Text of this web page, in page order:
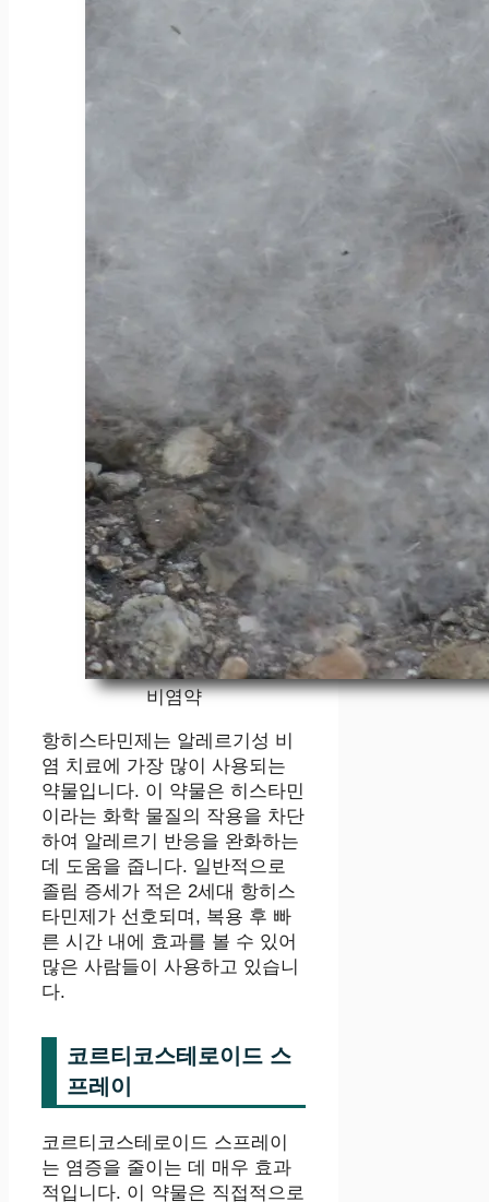
비염약
항히스타민제는 알레르기성 비
염 치료에 가장 많이 사용되는
약물입니다. 이 약물은 히스타민
이라는 화학 물질의 작용을 차단
하여 알레르기 반응을 완화하는
데 도움을 줍니다. 일반적으로
졸림 증세가 적은 2세대 항히스
타민제가 선호되며, 복용 후 빠
른 시간 내에 효과를 볼 수 있어
많은 사람들이 사용하고 있습니
다.
코르티코스테로이드 스
프레이
코르티코스테로이드 스프레이
는 염증을 줄이는 데 매우 효과
적입니다. 이 약물은 직접적으로